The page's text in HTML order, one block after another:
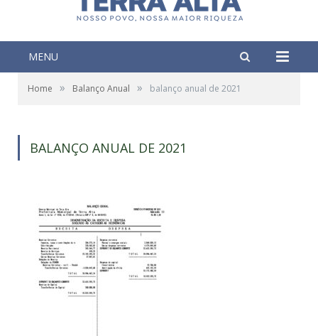
MENU
Home » Balanço Anual » balanço anual de 2021
BALANÇO ANUAL DE 2021